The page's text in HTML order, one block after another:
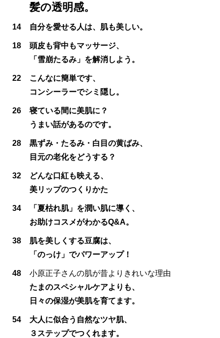
髪の透明感。
14 自分を愛せる人は、肌も美しい。
18
頭皮も背中もマッサージ、
「雪崩たるみ」を解消しよう。
22
こんなに簡単です、
コンシーラーでシミ隠し。
26
寝ている間に美肌に？
うまい話があるのです。
28
黒ずみ・たるみ・白目の黄ばみ、
目元の老化をどうする？
32
どんな口紅も映える、
美リップのつくりかた
34
「夏枯れ肌」を潤い肌に導く、
お助けコスメがわかるQ&A。
38
肌を美しくする豆腐は、
「のっけ」でパワーアップ！
48
小原正子さんの肌が昔よりきれいな理由
たまのスペシャルケアよりも、
日々の保湿が美肌を育てます。
54
大人に似合う自然なツヤ肌、
３ステップでつくれます。